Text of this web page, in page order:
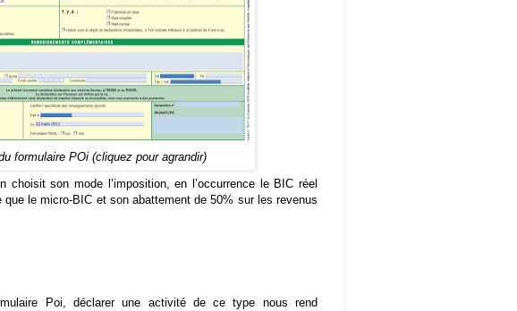
formulaire POi (cliquez pour agrandir)
son mode l’imposition, en l’occurrence le BIC réel
le micro-BIC et son abattement de 50% sur les revenus
Poi, déclarer une activité de ce type nous rend